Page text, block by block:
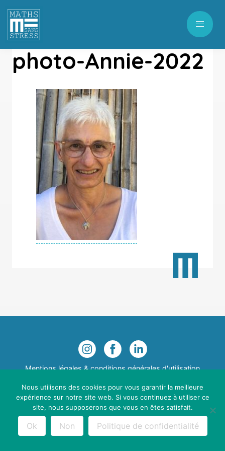
photo-Annie-2022
Mentions légales & conditions générales d'utilisation
Nous utilisons des cookies pour vous garantir la meilleure
expérience sur notre site web. Si vous continuez à utiliser ce
site, nous supposerons que vous en êtes satisfait.
Ok Non Politique de confidentialité